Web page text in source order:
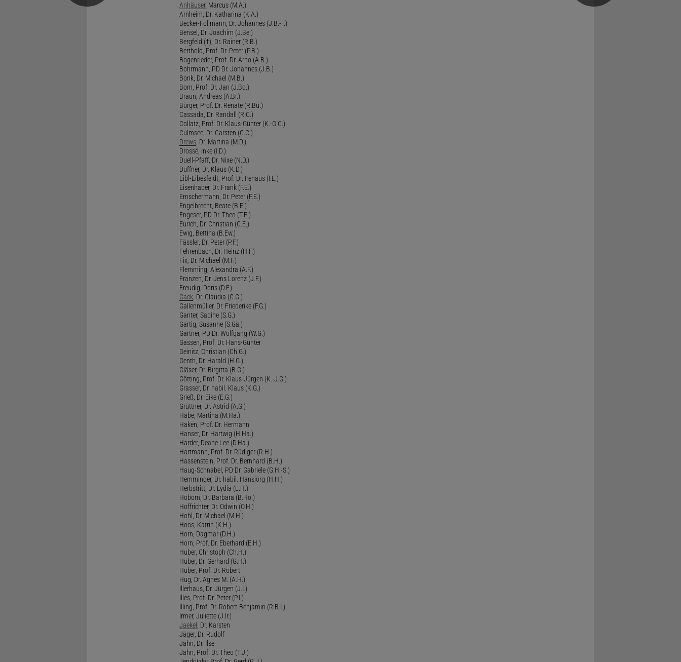
Anhäuser, Marcus (M.A.)
Arnheim, Dr. Katharina (K.A.)
Becker-Follmann, Dr. Johannes (J.B.-F.)
Bensel, Dr. Joachim (J.Be.)
Bergfeld (†), Dr. Rainer (R.B.)
Berthold, Prof. Dr. Peter (P.B.)
Bogenrieder, Prof. Dr. Arno (A.B.)
Bohrmann, PD Dr. Johannes (J.B.)
Bonk, Dr. Michael (M.B.)
Born, Prof. Dr. Jan (J.Bo.)
Braun, Andreas (A.Br.)
Bürger, Prof. Dr. Renate (R.Bü.)
Cassada, Dr. Randall (R.C.)
Collatz, Prof. Dr. Klaus-Günter (K.-G.C.)
Culmsee, Dr. Carsten (C.C.)
Drews, Dr. Martina (M.D.)
Drossé, Inke (I.D.)
Duell-Pfaff, Dr. Nixe (N.D.)
Duffner, Dr. Klaus (K.D.)
Eibl-Eibesfeldt, Prof. Dr. Irenäus (I.E.)
Eisenhaber, Dr. Frank (F.E.)
Emschermann, Dr. Peter (P.E.)
Engelbrecht, Beate (B.E.)
Engeser, PD Dr. Theo (T.E.)
Eurich, Dr. Christian (C.E.)
Ewig, Bettina (B.Ew.)
Fässler, Dr. Peter (P.F.)
Fehrenbach, Dr. Heinz (H.F.)
Fix, Dr. Michael (M.F.)
Flemming, Alexandra (A.F.)
Franzen, Dr. Jens Lorenz (J.F.)
Freudig, Doris (D.F.)
Gack, Dr. Claudia (C.G.)
Gallenmüller, Dr. Friederike (F.G.)
Ganter, Sabine (S.G.)
Gärtig, Susanne (S.Gä.)
Gärtner, PD Dr. Wolfgang (W.G.)
Gassen, Prof. Dr. Hans-Günter
Geinitz, Christian (Ch.G.)
Genth, Dr. Harald (H.G.)
Gläser, Dr. Birgitta (B.G.)
Götting, Prof. Dr. Klaus-Jürgen (K.-J.G.)
Grasser, Dr. habil. Klaus (K.G.)
Grieß, Dr. Eike (E.G.)
Grüttner, Dr. Astrid (A.G.)
Häbe, Martina (M.Hä.)
Haken, Prof. Dr. Hermann
Hanser, Dr. Hartwig (H.Ha.)
Harder, Deane Lee (D.Ha.)
Hartmann, Prof. Dr. Rüdiger (R.H.)
Hassenstein, Prof. Dr. Bernhard (B.H.)
Haug-Schnabel, PD Dr. Gabriele (G.H.-S.)
Hemminger, Dr. habil. Hansjörg (H.H.)
Herbstritt, Dr. Lydia (L.H.)
Hobom, Dr. Barbara (B.Ho.)
Hoffrichter, Dr. Odwin (O.H.)
Hohl, Dr. Michael (M.H.)
Hoos, Katrin (K.H.)
Horn, Dagmar (D.H.)
Horn, Prof. Dr. Eberhard (E.H.)
Huber, Christoph (Ch.H.)
Huber, Dr. Gerhard (G.H.)
Huber, Prof. Dr. Robert
Hug, Dr. Agnes M. (A.H.)
Illerhaus, Dr. Jürgen (J.I.)
Illes, Prof. Dr. Peter (P.I.)
Illing, Prof. Dr. Robert-Benjamin (R.B.I.)
Irmer, Juliette (J.Ir.)
Jaekel
, Dr. Karsten
Jäger, Dr. Rudolf
Jahn, Dr. Ilse
Jahn, Prof. Dr. Theo (T.J.)